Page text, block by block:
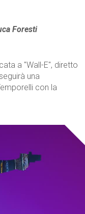
Foresti
a "Wall-E", diretto
una
con la